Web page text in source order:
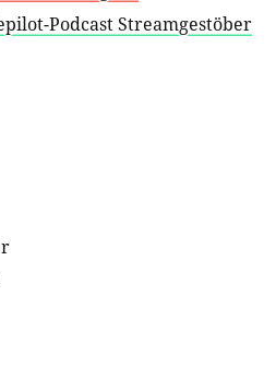
Podcast Streamgestöber